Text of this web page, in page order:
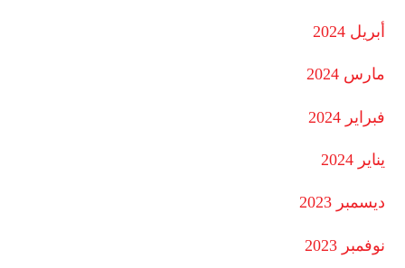
أبريل 2024
مارس 2024
فبراير 2024
يناير 2024
ديسمبر 2023
نوفمبر 2023